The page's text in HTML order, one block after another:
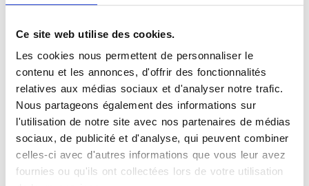
Ce site web utilise des cookies.
Les cookies nous permettent de personnaliser le
contenu et les annonces, d'offrir des fonctionnalités
relatives aux médias sociaux et d'analyser notre trafic.
Nous partageons également des informations sur
l'utilisation de notre site avec nos partenaires de médias
sociaux, de publicité et d'analyse, qui peuvent combiner
celles-ci avec d'autres informations que vous leur avez
fournies ou qu'ils ont collectées lors de votre utilisation
propre à cet examen, il est possible de
tissus adjacents qui ne peuvent être
décelés lors d'un examen clinique
comme par exemple les débuts de
caries, les fissurations dentaires, les
kystes, les abcès et les éventuelles
tumeurs.
Il sert aussi à évaluer le volume osseux et
la position des nerfs en vue de la pose
d'implants. Grâce à la modélisation 3D, il